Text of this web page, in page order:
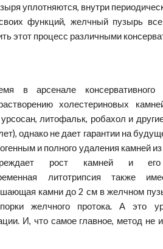
уплотняются, внутри
функций, желчный пузырь
этот процесс различными
в арсенале консервативного
холестериновых
литофальк, робахол и
однако не дает гарантии на
и полного удаления камней
рост камней и
литотрипсия также
камни до 2 см в желчном
желчного протока. А это
И, что самое главное, метод не